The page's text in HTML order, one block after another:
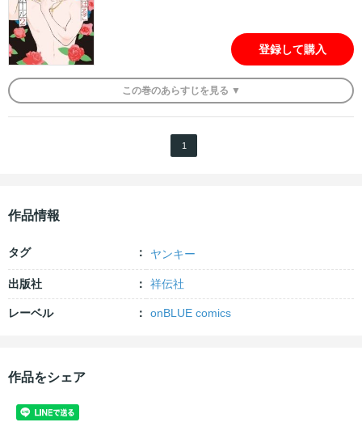
登録して購入
この巻のあらすじを 見る ▼
1
作品情報
タグ ヤンキー
出版社 祥伝社
レーベル onBLUE comics
作品をシェア